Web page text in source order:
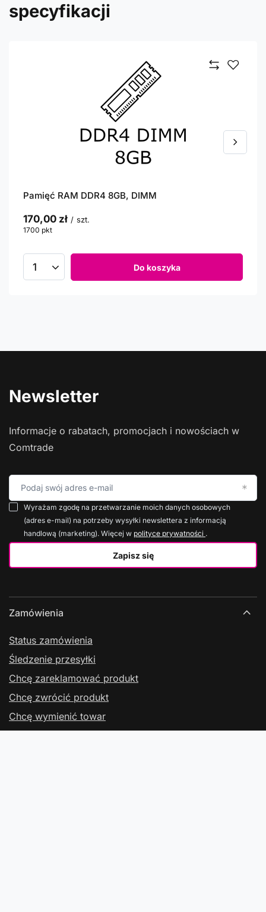
specyfikacji
Pamięć RAM DDR4 8GB, DIMM
170,00 zł / szt.
1700 pkt
Do koszyka
Newsletter
Informacje o rabatach, promocjach i nowościach w
Comtrade
Podaj swój adres e-mail
Zapisz się
Wyrażam zgodę na przetwarzanie moich danych osobowych
(adres e-mail) na potrzeby wysyłki newslettera z informacją
handlową (marketing). Więcej w polityce prywatności .
Zamówienia
Status zamówienia
Śledzenie przesyłki
Chcę zareklamować produkt
Chcę zwrócić produkt
Chcę wymienić towar